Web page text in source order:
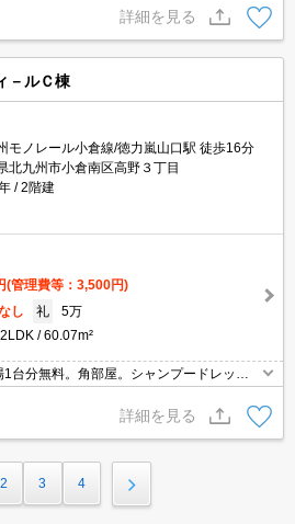
詳細を見る
－ルＣ棟
モノレール小倉線/徳力嵐山口駅 徒歩16分
北九州市小倉南区高野３丁目
2階建
(管理費等：3,500円)
し 礼
5万
2LDK 60.07m²
台分無料。角部屋。シャンプードレッサ
詳細を見る
2 3 4